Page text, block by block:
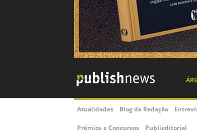
Atualidades Blog da Redação
Prêmios e Concursos Publieditorial